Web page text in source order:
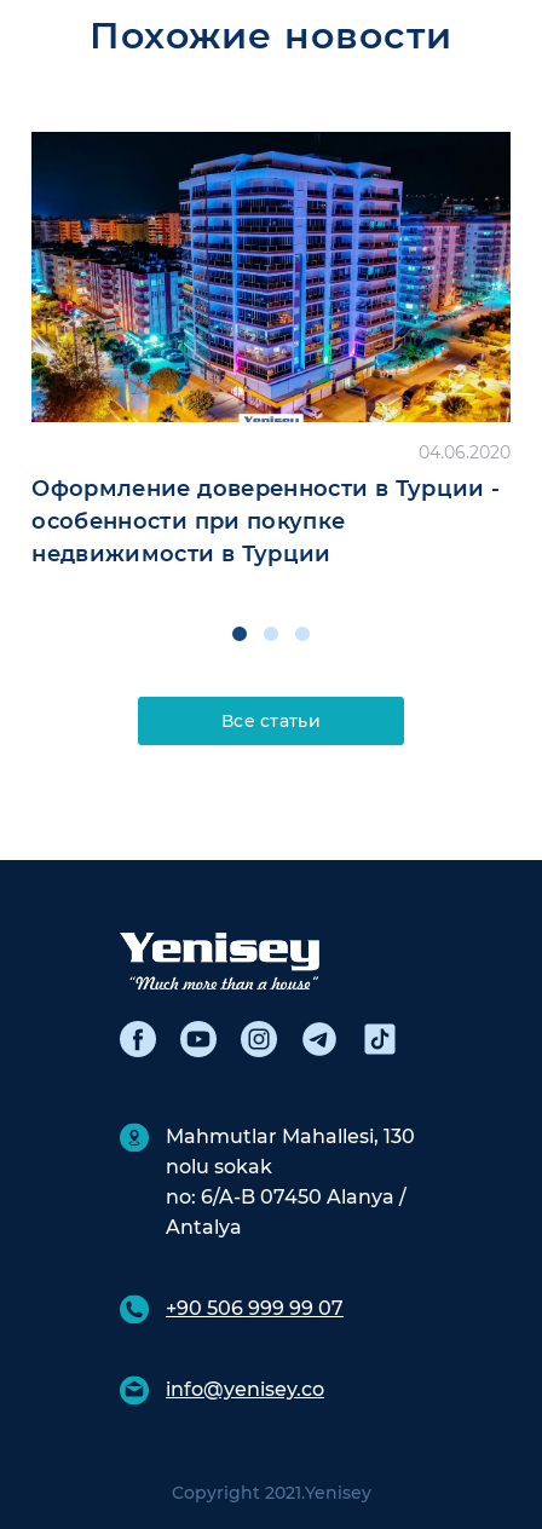
Похожие новости
04.06.2020
Оформление доверенности в Турции -
особенности при покупке
недвижимости в Турции
Все статьи
Mahmutlar Mahallesi, 130
nolu sokak
no: 6/A-B 07450 Alanya /
Antalya
+90 506 999 99 07
info@yenisey.co
Copyright 2021.Yenisey